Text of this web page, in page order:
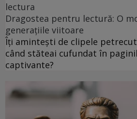
lectura
Dragostea pentru lectură: O
generațiile viitoare
Îți amintești de clipele
când stăteai cufundat în
captivante?